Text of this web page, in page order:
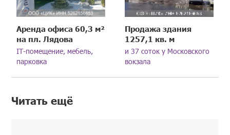
Аренда офиса 60,3 м²
на пл. Лядова
IT-помещение, мебель,
парковка
Продажа здания
1257,1 кв. м
и 37 соток у Московского
вокзала
Читать ещё